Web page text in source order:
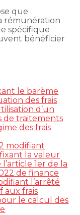
que
rémunération
spécifique
bénéficier
le barème
des frais
d’un
de traitements
des frais
modifiant
la valeur
1er de la
de finance
l’arrêté
aux frais
le calcul des